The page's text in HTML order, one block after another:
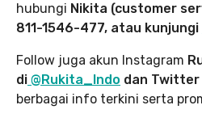
hubungi Nikita (customer
811-1546-477, atau kunjungi
Follow juga akun Instagram
di @Rukita_Indo dan Twitter
berbagai info terkini serta